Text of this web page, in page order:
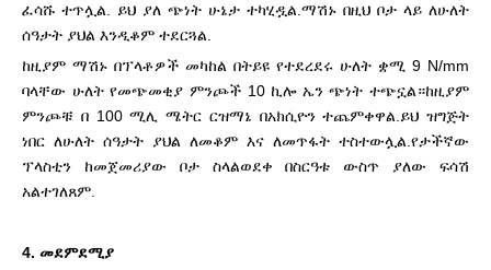
ፈሳሹ ተጥሏል. ይህ ያለ ጭነት ሁኔታ ተካሂዷል.ማሽኑ በዚህ ቦታ ላይ ለሁለት
ሰዓታት ያህል እንዲቆም ተደርጓል.
ከዚያም ማሽኑ በፕላቶዎች መካከል በትይዩ የተደረደሩ ሁለት ቋሚ 9 N/mm
ባላቸው ሁለት የመጭመቂያ ምንጮች 10 ኪሎ ኤን ጭነት ተጭኗል።ከዚያም
ምንጮቹ በ 100 ሚሊ ሜትር ርዝማኔ በአክሲዮን ተጨምቀዋል.ይህ ዝግጅት
ነበር ለሁለት ሰዓታት ያህል ለመቆም እና ለመጥፋት ተስተውሏል.የታችኛው
ፕላስቲን ከመጀመሪያው ቦታ ስላልወደቀ በስርዓቱ ውስጥ ያለው ፍሳሽ
አልተገለጸም.
4. መደምደሚያ